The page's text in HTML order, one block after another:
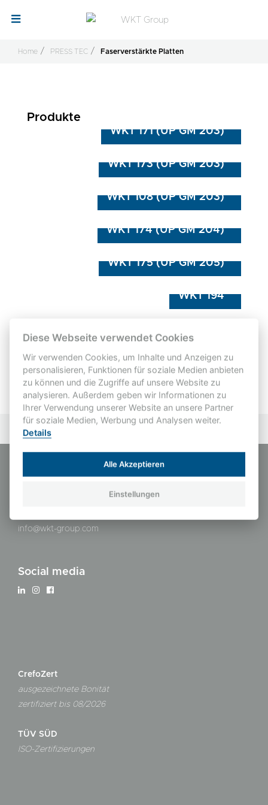
Home PRESS TEC Faserverstärkte Platten
Produkte
WKT 171 (UP GM 203)
WKT 173 (UP GM 203)
WKT 108 (UP GM 203)
WKT 174 (UP GM 204)
WKT 175 (UP GM 205)
WKT 194
WKT-Wernemann Kunststofftechnik GmbH
info@wkt-group.com
Social media
CrefoZert
ausgezeichnete Bonität
zertifiziert bis 08/2026
TÜV SÜD
ISO-Zertifizierungen
Diese Webseite verwendet Cookies
Wir verwenden Cookies, um Inhalte und Anzeigen zu
personalisieren, Funktionen für soziale Medien anbieten
zu können und die Zugriffe auf unsere Website zu
analysieren. Außerdem geben wir Informationen zu
Ihrer Verwendung unserer Website an unsere Partner
für soziale Medien, Werbung und Analysen weiter.
Details
Alle Akzeptieren
Einstellungen